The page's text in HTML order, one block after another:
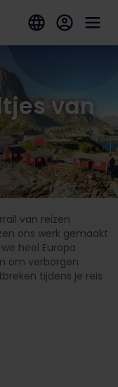
van
van reizen
ons werk gemaakt
heel Europa
om verborgen
tijdens je reis